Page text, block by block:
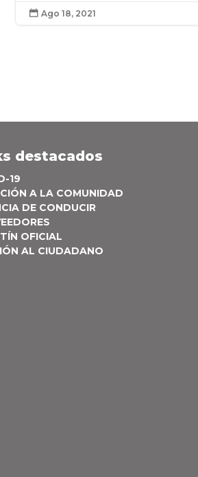
 Ago 18, 2021
destacados
19
A LA COMUNIDAD
DE CONDUCIR
OFICIAL
AL CIUDADANO